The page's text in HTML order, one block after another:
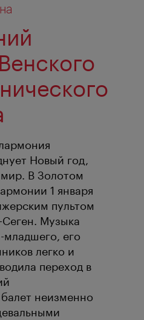
Новый год,
В Золотом
1 января
пультом
Музыка
его
легко и
переход в
неизменно